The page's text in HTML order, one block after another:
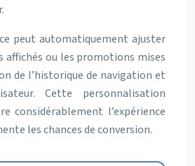
peut automatiquement ajuster
affichés ou les promotions mises
de l’historique de navigation et
Cette personnalisation
considérablement l’expérience
les chances de conversion.